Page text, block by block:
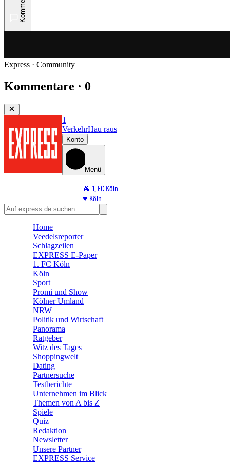
Express · Community
Kommentare · 0
1
VerkehrHau raus
Konto
Menü
🐐 1. FC Köln
♥️ Köln
⭐ Promi
🛒 Shoppingwelt
Home
Veedelsreporter
Schlagzeilen
EXPRESS E-Paper
1. FC Köln
Köln
Sport
Promi und Show
Kölner Umland
NRW
Politik und Wirtschaft
Panorama
Ratgeber
Witz des Tages
Shoppingwelt
Dating
Partnersuche
Testberichte
Unternehmen im Blick
Themen von A bis Z
Spiele
Quiz
Redaktion
Newsletter
Unsere Partner
EXPRESS Service